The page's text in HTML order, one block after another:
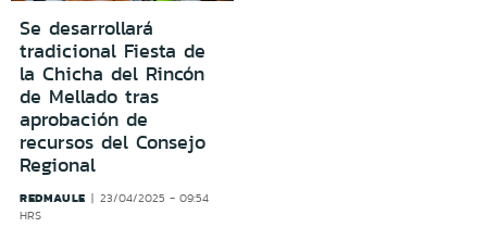
Se desarrollará
tradicional Fiesta de
la Chicha del Rincón
de Mellado tras
aprobación de
recursos del Consejo
Regional
REDMAULE
23/04/2025 - 09:54
HRS